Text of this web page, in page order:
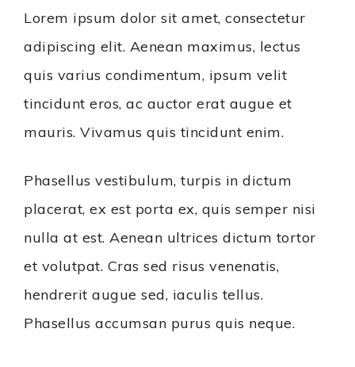
Lorem ipsum dolor sit amet, consectetur
adipiscing elit. Aenean maximus, lectus
quis varius condimentum, ipsum velit
tincidunt eros, ac auctor erat augue et
mauris. Vivamus quis tincidunt enim.
Phasellus vestibulum, turpis in dictum
placerat, ex est porta ex, quis semper nisi
nulla at est. Aenean ultrices dictum tortor
et volutpat. Cras sed risus venenatis,
hendrerit augue sed, iaculis tellus.
Phasellus accumsan purus quis neque.